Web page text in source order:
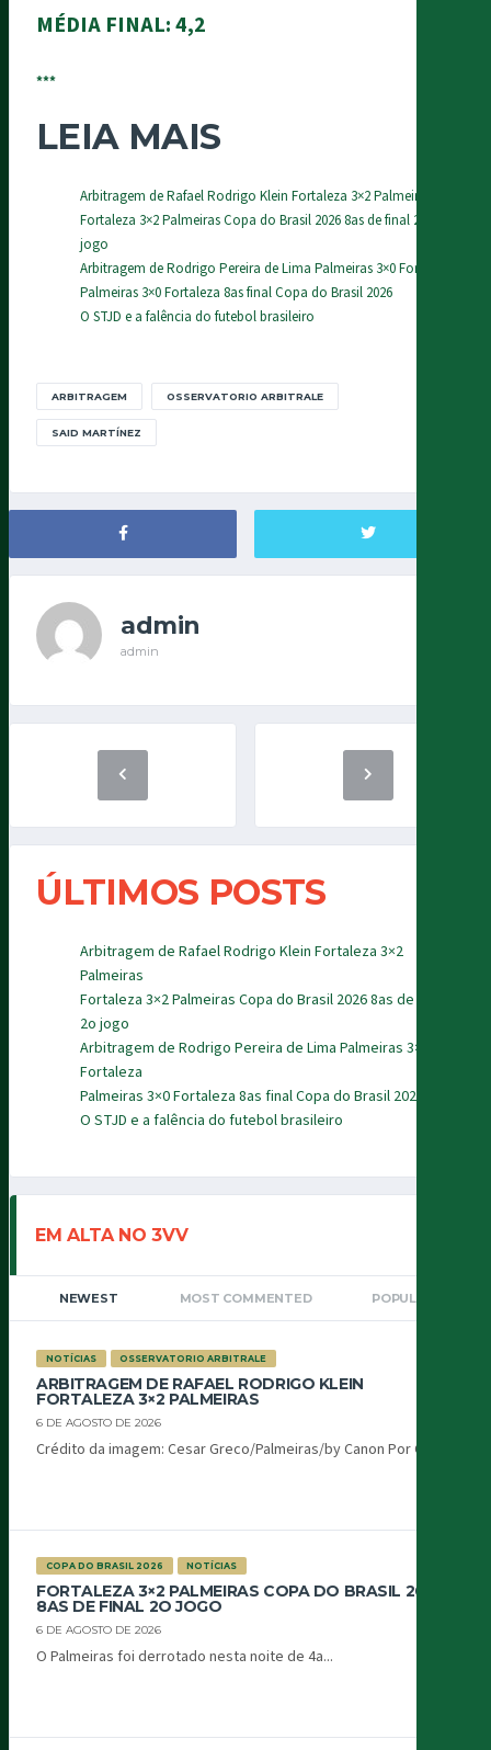
MÉDIA FINAL:4,2
***
LEIA MAIS
Arbitragem de Rafael Rodrigo Klein Fortaleza 3×2 Palmeiras
Fortaleza 3×2 Palmeiras Copa do Brasil 2026 8as de final 2o
jogo
Arbitragem de Rodrigo Pereira de Lima Palmeiras 3×0 Fortaleza
Palmeiras 3×0 Fortaleza 8as final Copa do Brasil 2026
O STJD e a falência do futebol brasileiro
ARBITRAGEM OSSERVATORIO ARBITRALE
SAID MARTÍNEZ
admin
admin
ÚLTIMOS POSTS
Arbitragem de Rafael Rodrigo Klein Fortaleza 3×2
Palmeiras
Fortaleza 3×2 Palmeiras Copa do Brasil 2026 8as de final
2o jogo
Arbitragem de Rodrigo Pereira de Lima Palmeiras 3×0
Fortaleza
Palmeiras 3×0 Fortaleza 8as final Copa do Brasil 2026
O STJD e a falência do futebol brasileiro
EM ALTA NO 3VV
NEWEST MOST COMMENTED POPULAR
NOTÍCIAS OSSERVATORIO ARBITRALE
ARBITRAGEM DE RAFAEL RODRIGO KLEIN
FORTALEZA 3×2 PALMEIRAS
6 DE AGOSTO DE 2026
Crédito da imagem: Cesar Greco/Palmeiras/by Canon Por Oiti...
COPA DO BRASIL 2026 NOTÍCIAS
FORTALEZA 3×2 PALMEIRAS COPA DO BRASIL 2026
8AS DE FINAL 2O JOGO
6 DE AGOSTO DE 2026
O Palmeiras foi derrotado nesta noite de 4a...